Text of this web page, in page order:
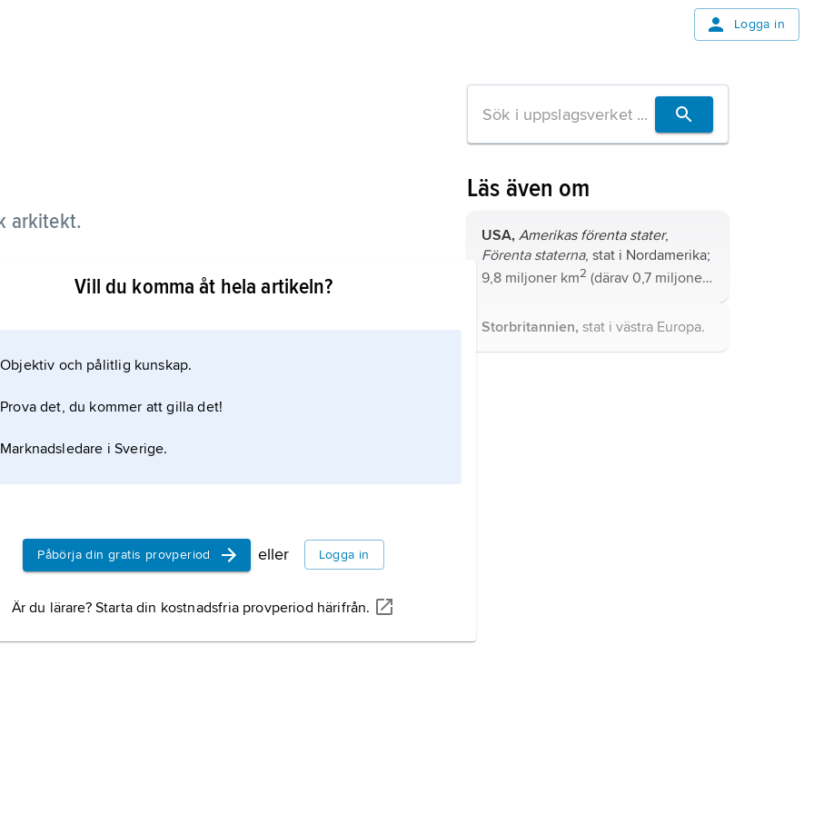
Logga in
arkitekt.
Off i London tillsammans med Tom Dixon och
betong och armeringsjärn. I sin design
kända mjuka former – som i stoppmöbler –
Vill du komma åt hela artikeln?
Objektiv och pålitlig kunskap.
Prova det, du kommer att gilla det!
Marknadsledare i Sverige.
Påbörja din gratis provperiod eller Logga in
Är du lärare? Starta din kostnadsfria provperiod härifrån.
Läs även om
USA, Amerikas förenta stater,
Förenta staterna, stat i Nordamerika;
9,8 miljoner km2 (därav 0,7 miljoner
(2024).
Storbritannien, stat i västra Europa.